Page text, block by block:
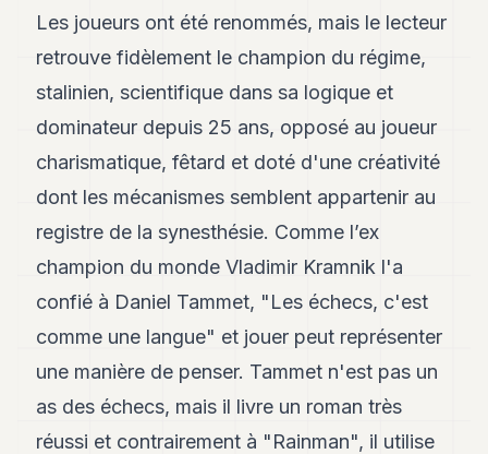
Les joueurs ont été renommés, mais le lecteur
retrouve fidèlement le champion du régime,
stalinien, scientifique dans sa logique et
dominateur depuis 25 ans, opposé au joueur
charismatique, fêtard et doté d'une créativité
dont les mécanismes semblent appartenir au
registre de la synesthésie. Comme l’ex
champion du monde Vladimir Kramnik l'a
confié à Daniel Tammet, "Les échecs, c'est
comme une langue" et jouer peut représenter
une manière de penser. Tammet n'est pas un
as des échecs, mais il livre un roman très
réussi et contrairement à "Rainman", il utilise